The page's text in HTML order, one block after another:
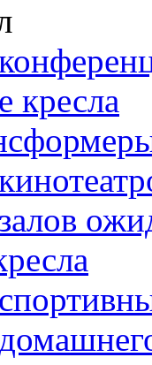
кресла